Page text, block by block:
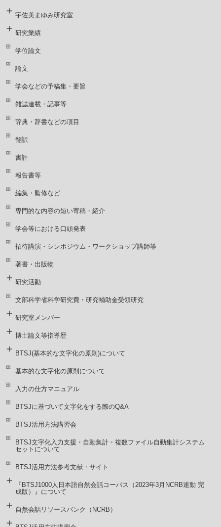
宇佐美まゆみ研究室
研究業績
学位論文
論文
学会などの予稿集・要旨
雑誌連載・記事等
辞典・辞書などの項目
翻訳
書評
報告書等
編集・監修など
専門的な内容の短い寄稿・紹介
学会等における口頭発表
招待講演・シンポジウム・ワークショップ講師等
著書・出版物
研究活動
文部科学省科学研究費・研究補助金受領研究
研究室メンバー
博士論文等指導歴
BTSJ(基本的な文字化の原則)について
基本的な文字化の原則について
入力の仕方マニュアル
BTSJに基づいて文字化をする際のQ&A
BTSJ活用方法講習会
BTSJ文字化入力支援・自動集計・複数ファイル自動集計システム
セットについて
BTSJ活用方法参考文献・サイト
『BTSJ1000人日本語自然会話コーパス（2023年3月NCRB連動 完
成版）』について
自然会話リソースバンク（NCRB）